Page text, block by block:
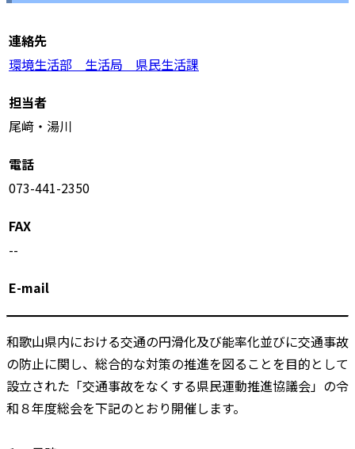
連絡先
環境生活部 生活局 県民生活課
担当者
尾﨑・湯川
電話
073-441-2350
FAX
--
E-mail
和歌山県内における交通の円滑化及び能率化並びに交通事故
の防止に関し、総合的な対策の推進を図ることを目的として
設立された「交通事故をなくする県民運動推進協議会」の令
和８年度総会を下記のとおり開催します。